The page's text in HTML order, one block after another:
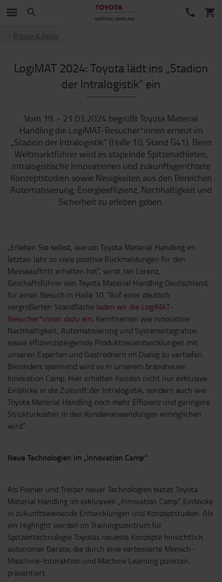
Presse & News
LogiMAT 2024: Toyota lädt ins „Stadion
der Intralogistik“ ein
Vom 19. - 21.03.2024 begrüßt Toyota Material
Handling die LogiMAT-Besucher*innen erneut im
„Stadion der Intralogistik“ (Halle 10, Stand G41). Beim
Weltmarktführer wird es stapelnde Spitzenathleten,
intralogistische Innovationen und zukunftsgerichtete
Konzeptstudien sowie Neuigkeiten aus den Bereichen
Automatisierung, Energieeffizienz, Nachhaltigkeit und
Sicherheit zu erleben geben.
„Erleben Sie selbst, warum Toyota Material Handling im
letzten Jahr so viele positive Rückmeldungen für den
Messeauftritt erhalten hat”, wirbt Jan Lorenz,
Geschäftsführer von Toyota Material Handling Deutschland,
für einen Besuch in Halle 10. “Auf einer deutlich
vergrößerten Standfläche laden wir die LogiMAT-
Besucher*innen dazu ein, Kernthemen wie innovative
Nachhaltigkeit, Automatisierung und Systemintegration
sowie effizienzsteigernde Produktneuentwicklungen mit
unseren Experten und Gastrednern im Dialog zu vertiefen.
Besonders spannend wird es in unserem brandneuen
Innovation Camp. Hier erhalten Kunden nicht nur exklusive
Einblicke in die Zukunft der Intralogistik, sondern auch wie
Toyota Material Handling noch mehr Effizienz und geringere
Strukturkosten in den Kundenanwendungen ermöglichen
wird.“
Neue Technologien im „Innovation Camp“
Als Pionier und Treiber neuer Technologien bietet Toyota
Material Handling im exklusiven „Innovation Camp“ Einblicke
in zukunftsweisende Entwicklungen und Konzeptstudien. Als
ein Highlight werden im Trainingszentrum für
Spitzentechnologie Toyotas neueste Konzepte hinsichtlich
autonomer Geräte, die durch eine verbesserte Mensch-
Maschine-Interaktion und Machine Learning punkten,
präsentiert.